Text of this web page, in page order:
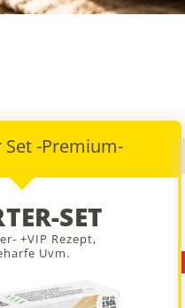
Slide
Slide
Set -Premium-
SET
+VIP Rezept,
Uvm.